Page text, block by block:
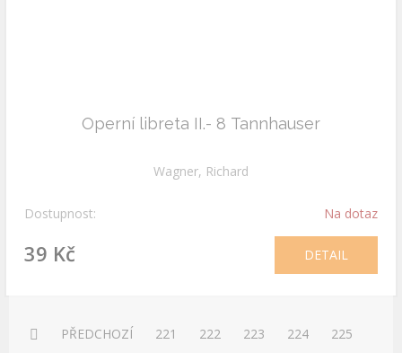
Operní libreta II.- 8 Tannhauser
Wagner, Richard
Dostupnost: Na dotaz
39 Kč DETAIL
PŘEDCHOZÍ 221 222 223 224 225